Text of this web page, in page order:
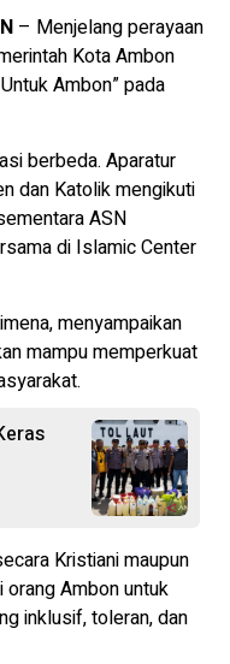
– Menjelang perayaan
Kota Ambon
Ambon” pada
berbeda. Aparatur
dan Katolik mengikuti
ASN
di Islamic Center
menyampaikan
mampu memperkuat
Kristiani maupun
Ambon untuk
inklusif, toleran, dan